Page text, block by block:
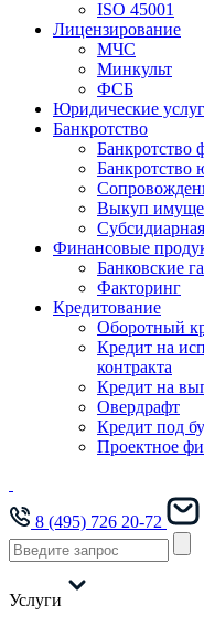
ISO 45001
Лицензирование
МЧС
Минкульт
ФСБ
Юридические
Банкротство
Банкротство
Банкротство
Выкуп
Финансовые
Банковские
Факторинг
Кредитование
Оборотный
Кредит на
контракта
Кредит на
Овердрафт
Кредит под
Проектное
8 (495) 726 20-72
Услуги